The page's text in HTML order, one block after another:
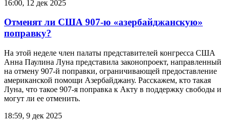
16:00, 12 дек 2025
Отменят ли США 907-ю «азербайджанскую»
поправку?
На этой неделе член палаты представителей конгресса США
Анна Паулина Луна представила законопроект, направленный
на отмену 907-й поправки, ограничивающей предоставление
американской помощи Азербайджану. Расскажем, кто такая
Луна, что такое 907-я поправка к Акту в поддержку свободы и
могут ли ее отменить.
18:59, 9 дек 2025